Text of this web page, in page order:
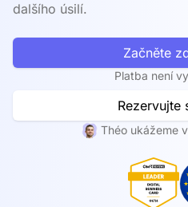
dalšího úsilí.
Začněte
Platba není
Rezervujte
Théo ukážeme